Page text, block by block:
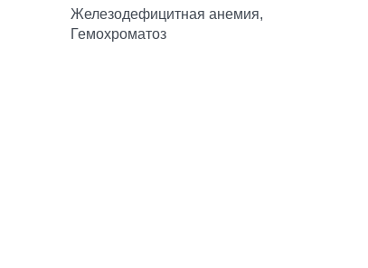
Железодефицитная анемия,
Гемохроматоз